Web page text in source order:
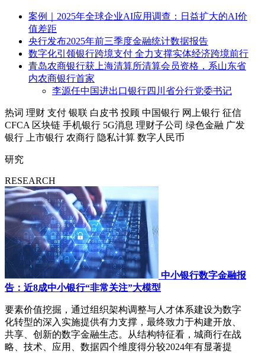
案例｜2025年全球企业AI应用调查：日益扩大的AI价
值差距
央行发布2025年前三季度金融统计数据报告
数字化引领银行跨境支付 全力支撑实体经济跨境前行
青岛农商银行获上海清算所清算会员资格，系山东省
内农商银行首家
李源任中国进出口银行四川省分行党委书记
热词 理财 支付 银联 白皮书 投顾 中国银行 网上银行 征信
CFCA 区块链 手机银行 5G消息 理财子公司 绿色金融 广发
银行
上市银行 农商行 隐私计算 数字人民币
研究
RESEARCH
中小银行数字金融报
告：近8成中小银行“非常关注”大模型
要素价值挖掘，通过组织架构调整与人才体系建设为数字
化转型的深入实施提供有力支撑，最终致力于构建开放、
共享、创新的数字金融生态。从结构特征看，城商行在战
略、技术、应用、数据四个维度得分较2024年有显著提